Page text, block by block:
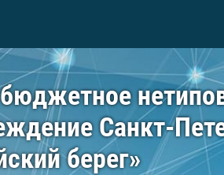
Санкт-
берег»